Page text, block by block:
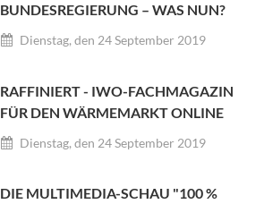
BUNDESREGIERUNG – WAS NUN?
Dienstag, den 24 September 2019
RAFFINIERT - IWO-FACHMAGAZIN
FÜR DEN WÄRMEMARKT ONLINE
Dienstag, den 24 September 2019
DIE MULTIMEDIA-SCHAU "100 %